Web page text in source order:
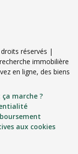
réservés |
immobilière
en ligne, des biens
marche ?
aux cookies